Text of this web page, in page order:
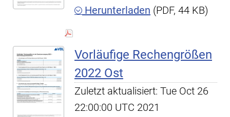
Herunterladen (PDF, 44 KB)
Vorläufige Rechengrößen
2022 Ost
Zuletzt aktualisiert: Tue Oct 26
22:00:00 UTC 2021